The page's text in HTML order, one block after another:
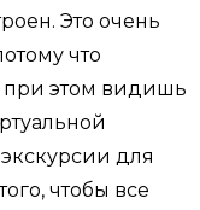
Это очень
что
при этом видишь
для
чтобы все